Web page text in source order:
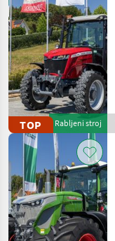
TOP Rabljeni stroj